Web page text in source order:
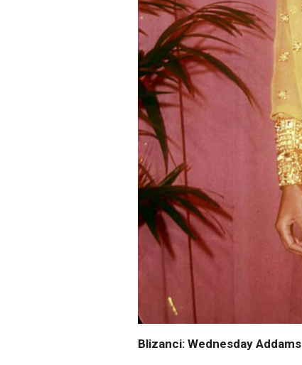
Blizanci: Wednesday Addams